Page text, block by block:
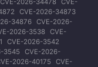
CVE-2026-34478 CVE-
CVE-2026-34873
34876 CVE-2026-
2026-3538 CVE-
CVE-2026-3542
3545
CVE-2026-
2026-40175
CVE-